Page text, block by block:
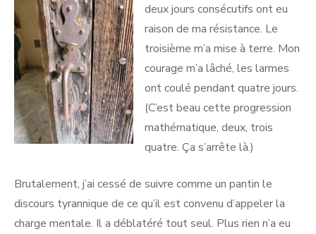
deux jours consécutifs ont eu
raison de ma résistance. Le
troisième m’a mise à terre. Mon
courage m’a lâché, les larmes
ont coulé pendant quatre jours.
(C’est beau cette progression
mathématique, deux, trois
quatre. Ça s’arrête là.)
Brutalement, j’ai cessé de suivre comme un pantin le
discours tyrannique de ce qu’il est convenu d’appeler la
charge mentale. Il a déblatéré tout seul. Plus rien n’a eu